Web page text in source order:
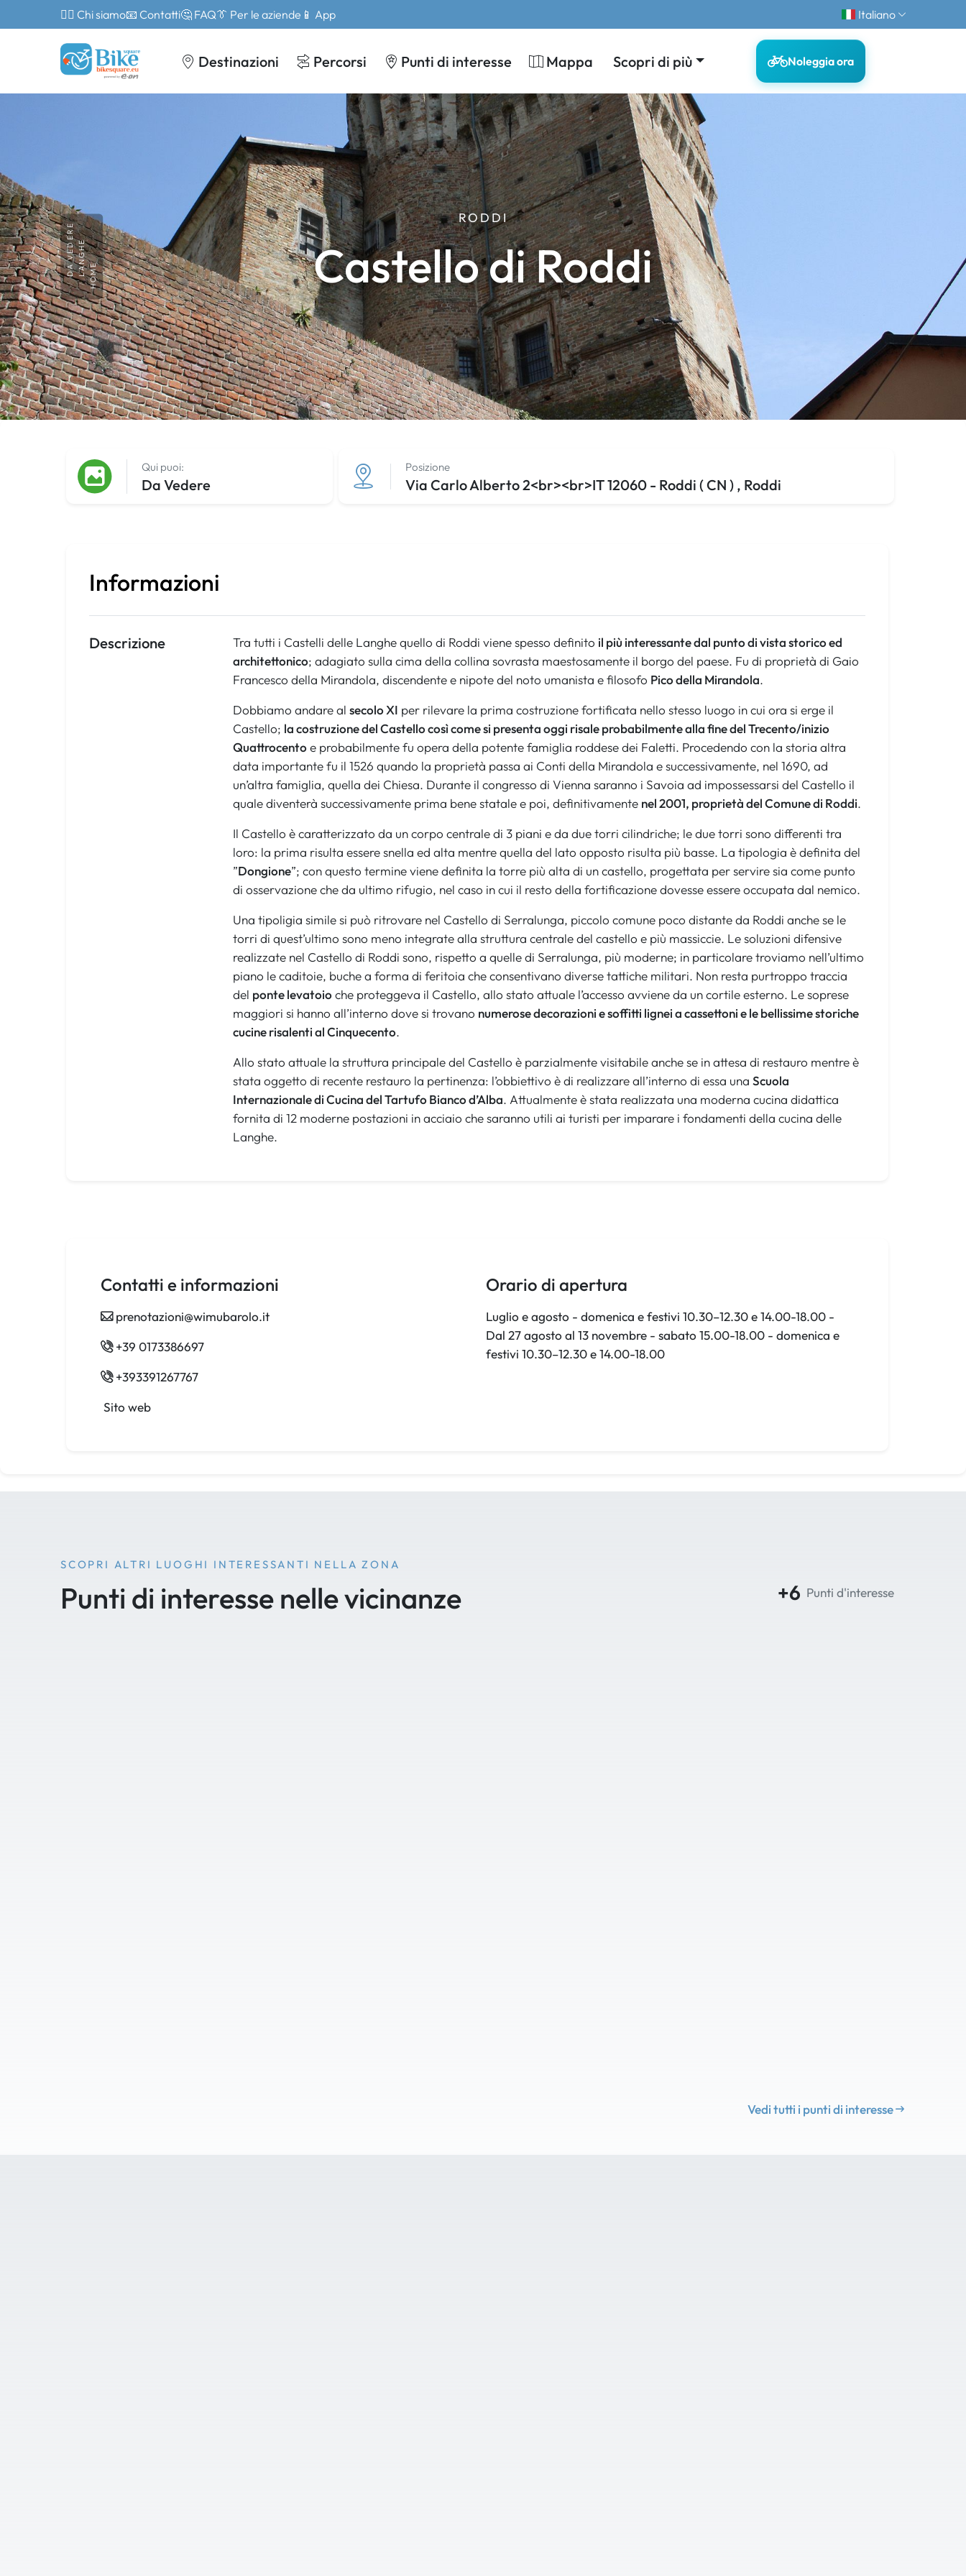
🙎‍♂️ Chi siamo📧 Contatti🤔 FAQ👔 Per le aziende 📱 App Italiano
Destinazioni Percorsi Punti di interesse Mappa Scopri di più Noleggia ora
RODDI
Castello di Roddi
HOME
LANGHE
DA VEDERE
Qui puoi:
Da Vedere
Posizione
Via Carlo Alberto 2<br><br>IT 12060 - Roddi ( CN ) , Roddi
Informazioni
Descrizione Tra tutti i Castelli delle Langhe quello di Roddi viene spesso definito il più interessante dal punto di vista storico ed
architettonico; adagiato sulla cima della collina sovrasta maestosamente il borgo del paese. Fu di proprietà di Gaio
Francesco della Mirandola, discendente e nipote del noto umanista e filosofo Pico della Mirandola.
Dobbiamo andare al secolo XI per rilevare la prima costruzione fortificata nello stesso luogo in cui ora si erge il
Castello; la costruzione del Castello così come si presenta oggi risale probabilmente alla fine del Trecento/inizio
Quattrocentoe probabilmente fu opera della potente famiglia roddese dei Faletti. Procedendo con la storia altra
data importante fu il 1526 quando la proprietà passa ai Conti della Mirandola e successivamente, nel 1690, ad
un’altra famiglia, quella dei Chiesa. Durante il congresso di Vienna saranno i Savoia ad impossessarsi del Castello il
quale diventerà successivamente prima bene statale e poi, definitivamente nel 2001, proprietà del Comune di Roddi.
Il Castello è caratterizzato da un corpo centrale di 3 piani e da due torri cilindriche; le due torri sono differenti tra
loro: la prima risulta essere snella ed alta mentre quella del lato opposto risulta più basse. La tipologia è definita del
”Dongione”; con questo termine viene definita la torre più alta di un castello, progettata per servire sia come punto
di osservazione che da ultimo rifugio, nel caso in cui il resto della fortificazione dovesse essere occupata dal nemico.
Una tipoligia simile si può ritrovare nel Castello di Serralunga, piccolo comune poco distante da Roddi anche se le
torri di quest’ultimo sono meno integrate alla struttura centrale del castello e più massiccie. Le soluzioni difensive
realizzate nel Castello di Roddi sono, rispetto a quelle di Serralunga, più moderne; in particolare troviamo nell’ultimo
piano le caditoie, buche a forma di feritoia che consentivano diverse tattiche militari. Non resta purtroppo traccia
del ponte levatoioche proteggeva il Castello, allo stato attuale l’accesso avviene da un cortile esterno. Le soprese
maggiori si hanno all’interno dove si trovano numerose decorazioni e soffitti lignei a cassettoni e le bellissime storiche
cucine risalenti al Cinquecento.
Allo stato attuale la struttura principale del Castello è parzialmente visitabile anche se in attesa di restauro mentre è
stata oggetto di recente restauro la pertinenza: l’obbiettivo è di realizzare all’interno di essa una Scuola
Internazionale di Cucina del Tartufo Bianco d’Alba. Attualmente è stata realizzata una moderna cucina didattica
fornita di 12 moderne postazioni in acciaio che saranno utili ai turisti per imparare i fondamenti della cucina delle
Langhe.
Contatti e informazioni
prenotazioni@wimubarolo.it
+39 0173386697
+393391267767
Sito web
Orario di apertura
Luglio e agosto - domenica e festivi 10.30–12.30 e 14.00-18.00 -
Dal 27 agosto al 13 novembre - sabato 15.00-18.00 - domenica e
festivi 10.30–12.30 e 14.00-18.00
SCOPRI ALTRI LUOGHI INTERESSANTI NELLA ZONA
Punti di interesse nelle vicinanze +6 Punti d'interesse
Vedi tutti i punti di interesse